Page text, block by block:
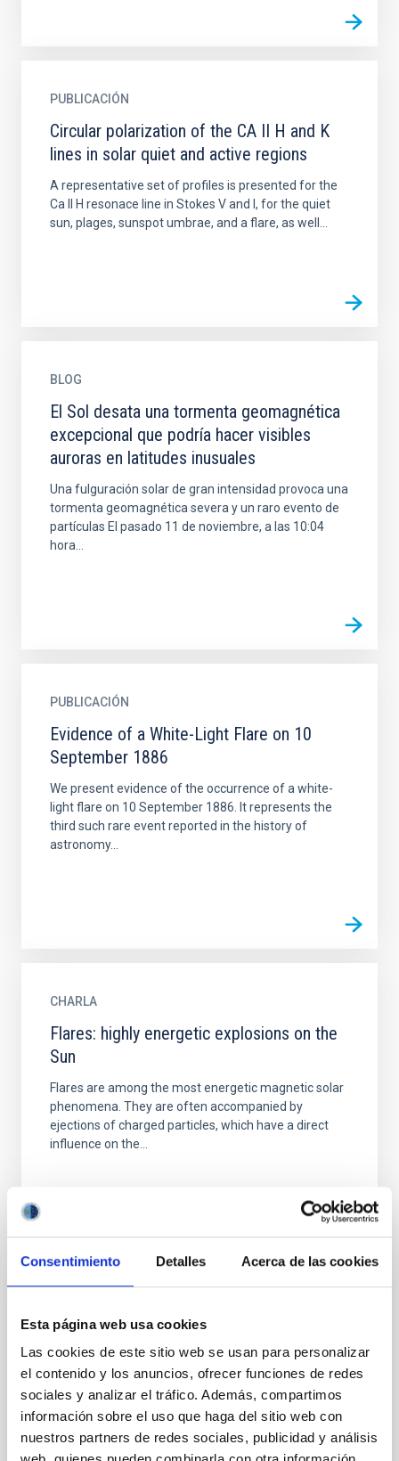
Consentimiento Detalles Acerca de las cookies
Esta página web usa cookies
Las cookies de este sitio web se usan para personalizar
el contenido y los anuncios, ofrecer funciones de redes
sociales y analizar el tráfico. Además, compartimos
información sobre el uso que haga del sitio web con
nuestros partners de redes sociales, publicidad y análisis
PUBLICACIÓN
Circular polarization of the CA II H and K
lines in solar quiet and active regions
A representative set of profiles is presented for the
Ca II H resonace line in Stokes V and I, for the quiet
sun, plages, sunspot umbrae, and a flare, as well...
BLOG
El Sol desata una tormenta geomagnética
excepcional que podría hacer visibles
auroras en latitudes inusuales
Una fulguración solar de gran intensidad provoca una
tormenta geomagnética severa y un raro evento de
partículas El pasado 11 de noviembre, a las 10:04
hora...
PUBLICACIÓN
Evidence of a White-Light Flare on 10
September 1886
We present evidence of the occurrence of a white-
light flare on 10 September 1886. It represents the
third such rare event reported in the history of
astronomy...
CHARLA
Flares: highly energetic explosions on the
Sun
Flares are among the most energetic magnetic solar
phenomena. They are often accompanied by
ejections of charged particles, which have a direct
influence on the...
Infrared spectropolarimetry of a C-class
solar flare footpoint plasma
We performed full Stokes spectropolarimetric
observations of loop footpoints in the active region
NOAA 13363 during a C-class flare with the GREGOR
Infrared...